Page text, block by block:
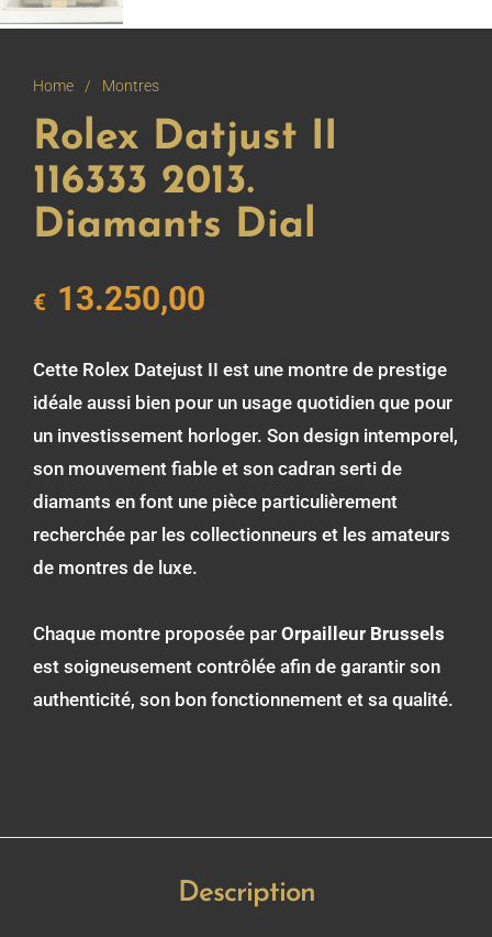
Home / Montres
Rolex Datjust II
116333 2013.
Diamants Dial
€ 13.250,00
Cette Rolex Datejust II est une montre de prestige
idéale aussi bien pour un usage quotidien que pour
un investissement horloger. Son design intemporel,
son mouvement fiable et son cadran serti de
diamants en font une pièce particulièrement
recherchée par les collectionneurs et les amateurs
de montres de luxe.
Chaque montre proposée par Orpailleur Brussels
est soigneusement contrôlée afin de garantir son
authenticité, son bon fonctionnement et sa qualité.
Description